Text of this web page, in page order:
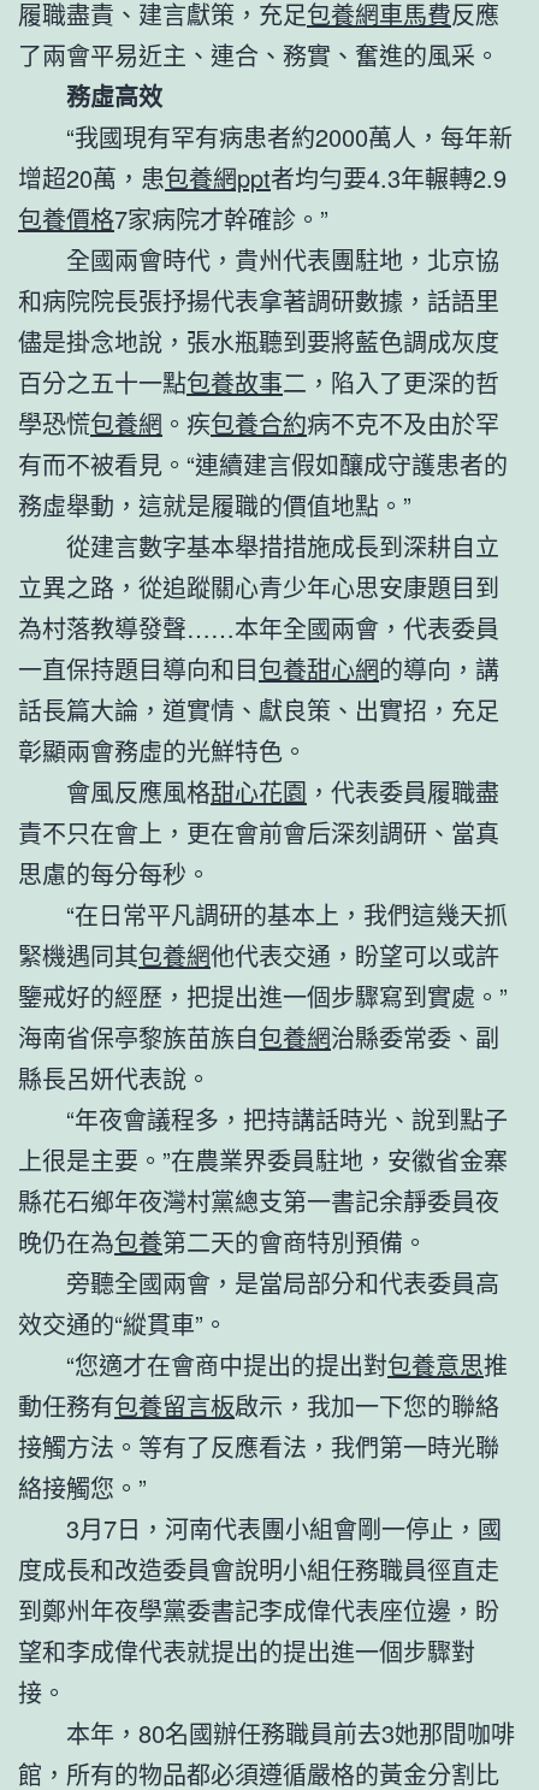
履職盡責、建言獻策，充足包養網車馬費反應
了兩會平易近主、連合、務實、奮進的風采。
務虛高效
“我國現有罕有病患者約2000萬人，每年新
增超20萬，患包養網ppt者均勻要4.3年輾轉2.9
包養價格7家病院才幹確診。”
全國兩會時代，貴州代表團駐地，北京協
和病院院長張抒揚代表拿著調研數據，話語里
儘是掛念地說，張水瓶聽到要將藍色調成灰度
百分之五十一點包養故事二，陷入了更深的哲
學恐慌包養網 。疾包養合約病不克不及由於罕
有而不被看見。“連續建言假如釀成守護患者的
務虛舉動，這就是履職的價值地點。”
從建言數字基本舉措措施成長到深耕自立
立異之路，從追蹤關心青少年心思安康題目到
為村落教導發聲……本年全國兩會，代表委員
一直保持題目導向和目包養甜心網的導向，講
話長篇大論，道實情、獻良策、出實招，充足
彰顯兩會務虛的光鮮特色。
會風反應風格甜心花園 ，代表委員履職盡
責不只在會上，更在會前會后深刻調研、當真
思慮的每分每秒。
“在日常平凡調研的基本上，我們這幾天抓
緊機遇同其包養網他代表交通，盼望可以或許
鑒戒好的經歷，把提出進一個步驟寫到實處。”
海南省保亭黎族苗族自包養網治縣委常委、副
縣長呂妍代表說。
“年夜會議程多，把持講話時光、說到點子
上很是主要。”在農業界委員駐地，安徽省金寨
縣花石鄉年夜灣村黨總支第一書記余靜委員夜
晚仍在為包養第二天的會商特別預備。
旁聽全國兩會，是當局部分和代表委員高
效交通的“縱貫車”。
“您適才在會商中提出的提出對包養意思推
動任務有包養留言板啟示，我加一下您的聯絡
接觸方法。等有了反應看法，我們第一時光聯
絡接觸您。”
3月7日，河南代表團小組會剛一停止，國
度成長和改造委員會說明小組任務職員徑直走
到鄭州年夜學黨委書記李成偉代表座位邊，盼
望和李成偉代表就提出的提出進一個步驟對
接。
本年，80名國辦任務職員前去3她那間咖啡
館，所有的物品都必須遵循嚴格的黃金分割比